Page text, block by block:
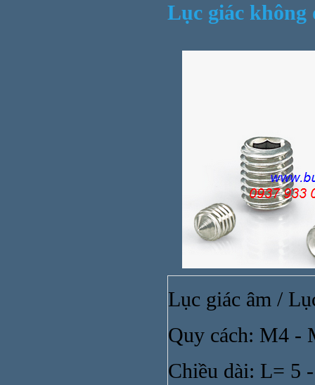
Ống
Lục giác không
Lục giác âm /
Quy cách: M4 -
Chiều dài: L= 5